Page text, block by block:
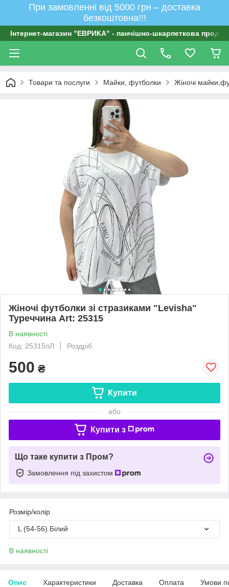
При замовленні від 5000 грн – доставка
безкоштовна!!!
Інтернет-магазин "ЕВРИКА" - панчішно-шкарпеткова
Товари та послуги Майки, футболки Жіночі
Жіночі футболки зі стразиками "Levisha"
Туреччина Art: 25315
В наявності
Код: 25315лЛ
Роздріб
500 ₴
Купити
або
Купити з
Що таке купити з Пром?
Замовлення під захистом
Розмір/колір
L (54-56) Білий
В наявності
Опис Характеристики Доставка Оплата Умови